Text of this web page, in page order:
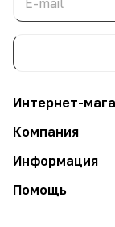
Интернет-
Компания
Информация
Помощь